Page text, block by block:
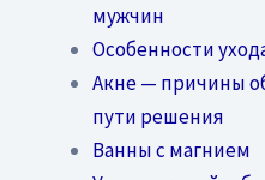
мужчин
Особенности
Акне — причины
пути решения
Ванны с магнием